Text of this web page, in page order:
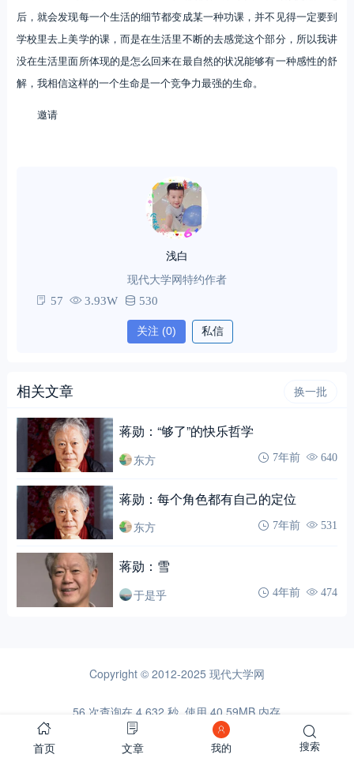
后，就会发现每一个生活的细节都变成某一种功课，并不见得一定要到
学校里去上美学的课，而是在生活里不断的去感觉这个部分，所以我讲
没在生活里面所体现的是怎么回来在最自然的状况能够有一种感性的舒
解，我相信这样的一个生命是一个竞争力最强的生命。
邀请
浅白
现代大学网特约作者
57 3.93W 530
关注 (0) 私信
相关文章 换一批
蒋勋：“够了”的快乐哲学
东方 7年前 640
蒋勋：每个角色都有自己的定位
东方 7年前 531
蒋勋：雪
于是乎 4年前 474
Copyright © 2012-2025 现代大学网
56 次查询在 4.632 秒, 使用 40.59MB 内存
首页 文章 我的 搜索